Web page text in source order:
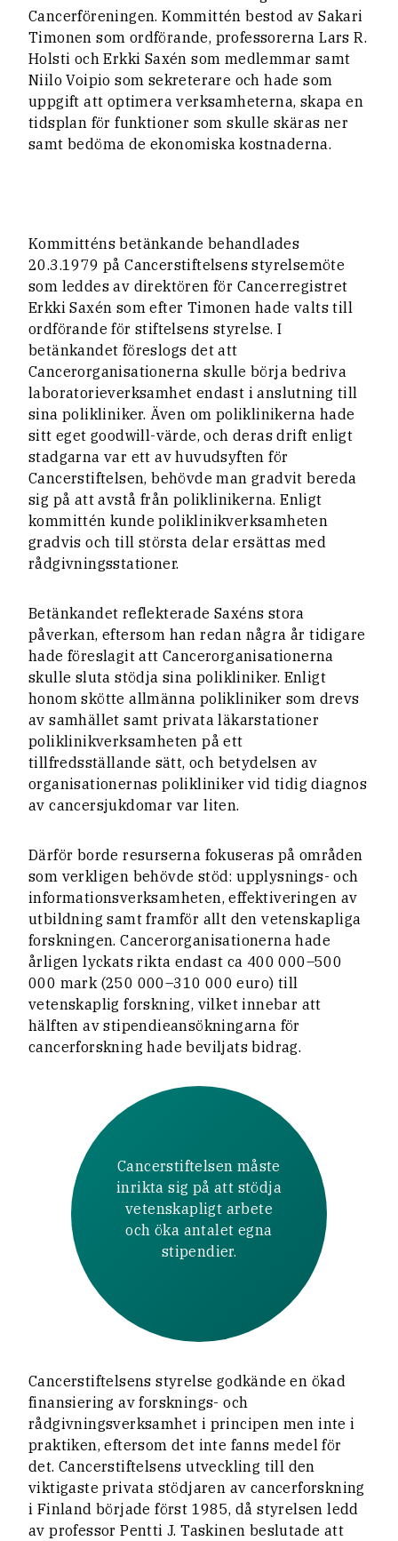
Cancerföreningen. Kommittén bestod av Sakari
Timonen som ordförande, professorerna Lars R.
Holsti och Erkki Saxén som medlemmar samt
Niilo Voipio som sekreterare och hade som
uppgift att optimera verksamheterna, skapa en
tidsplan för funktioner som skulle skäras ner
samt bedöma de ekonomiska kostnaderna.
Kommitténs betänkande behandlades
20.3.1979 på Cancerstiftelsens styrelsemöte
som leddes av direktören för Cancerregistret
Erkki Saxén som efter Timonen hade valts till
ordförande för stiftelsens styrelse. I
betänkandet föreslogs det att
Cancerorganisationerna skulle börja bedriva
laboratorieverksamhet endast i anslutning till
sina polikliniker. Även om poliklinikerna hade
sitt eget goodwill-värde, och deras drift enligt
stadgarna var ett av huvudsyften för
Cancerstiftelsen, behövde man gradvit bereda
sig på att avstå från poliklinikerna. Enligt
kommittén kunde poliklinikverksamheten
gradvis och till största delar ersättas med
rådgivningsstationer.
Betänkandet reflekterade Saxéns stora
påverkan, eftersom han redan några år tidigare
hade föreslagit att Cancerorganisationerna
skulle sluta stödja sina polikliniker. Enligt
honom skötte allmänna polikliniker som drevs
av samhället samt privata läkarstationer
poliklinikverksamheten på ett
tillfredsställande sätt, och betydelsen av
organisationernas polikliniker vid tidig diagnos
av cancersjukdomar var liten.
Därför borde resurserna fokuseras på områden
som verkligen behövde stöd: upplysnings- och
informationsverksamheten, effektiveringen av
utbildning samt framför allt den vetenskapliga
forskningen. Cancerorganisationerna hade
årligen lyckats rikta endast ca 400 000–500
000 mark (250 000–310 000 euro) till
vetenskaplig forskning, vilket innebar att
hälften av stipendieansökningarna för
cancerforskning hade beviljats bidrag.
Cancerstiftelsen måste
inrikta sig på att stödja
vetenskapligt arbete
och öka antalet egna
stipendier.
Cancerstiftelsens styrelse godkände en ökad
finansiering av forsknings- och
rådgivningsverksamhet i principen men inte i
praktiken, eftersom det inte fanns medel för
det. Cancerstiftelsens utveckling till den
viktigaste privata stödjaren av cancerforskning
i Finland började först 1985, då styrelsen ledd
av professor Pentti J. Taskinen beslutade att